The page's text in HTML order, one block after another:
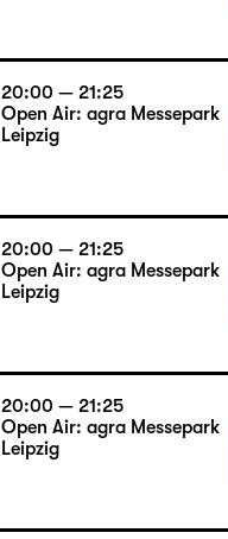
20:00 — 21:25
Open Air: agra Messepark
Leipzig
20:00 — 21:25
Open Air: agra Messepark
Leipzig
20:00 — 21:25
Open Air: agra Messepark
Leipzig